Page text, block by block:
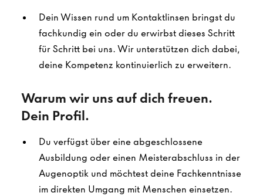
Dein Wissen rund um Kontaktlinsen bringst du
fachkundig ein oder du erwirbst dieses Schritt
für Schritt bei uns. Wir unterstützen dich dabei,
deine Kompetenz kontinuierlich zu erweitern.
Warum wir uns auf dich freuen.
Dein Profil.
Du verfügst über eine abgeschlossene
Ausbildung oder einen Meisterabschluss in der
Augenoptik und möchtest deine Fachkenntnisse
im direkten Umgang mit Menschen einsetzen.